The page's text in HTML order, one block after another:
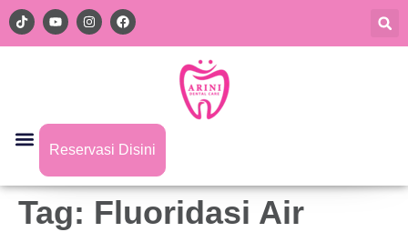
Reservasi Disini
Tag: Fluoridasi Air